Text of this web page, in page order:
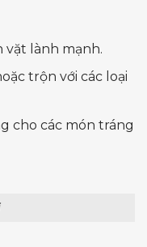
lành mạnh.
trộn với các loại
cho các món tráng